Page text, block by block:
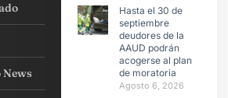
News
Hasta el 30 de
septiembre
deudores de la
AAUD podrán
acogerse al plan
de moratoria
Agosto 6, 2026